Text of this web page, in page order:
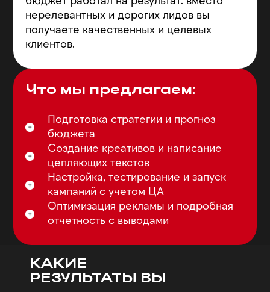
нерелевантных и дорогих лидов вы
получаете качественных и целевых
клиентов.
Что мы предлагаем:
Подготовка стратегии и прогноз
бюджета
Создание креативов и написание
цепляющих текстов
Настройка, тестирование и запуск
кампаний с учетом ЦА
Оптимизация рекламы и подробная
отчетность с выводами
КАКИЕ
РЕЗУЛЬТАТЫ ВЫ